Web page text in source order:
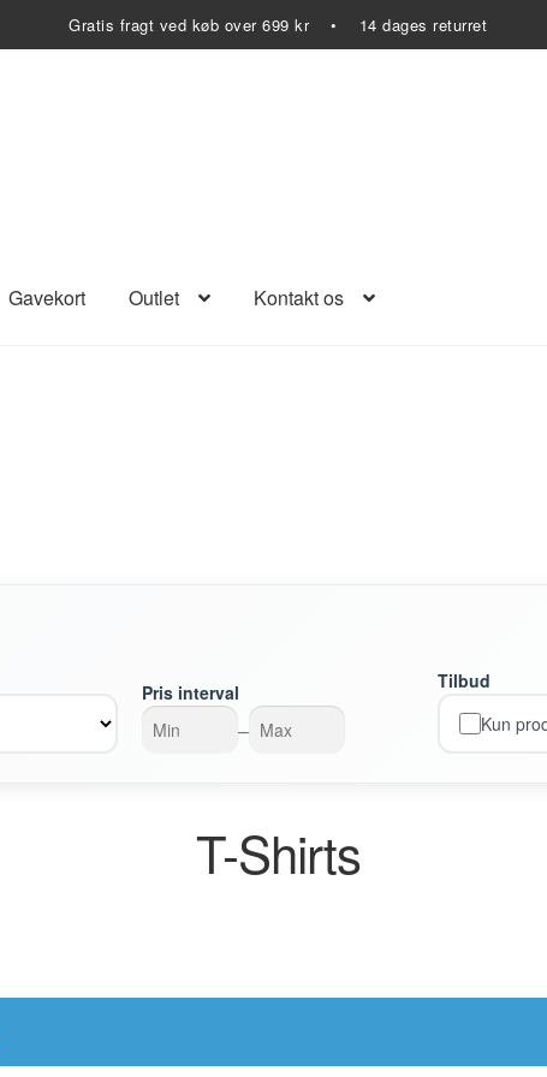
Gratis fragt ved køb over 699 kr • 14 dages returret
Gavekort Outlet Kontakt os
Pris interval
–
Tilbud
Kun
T-Shirts